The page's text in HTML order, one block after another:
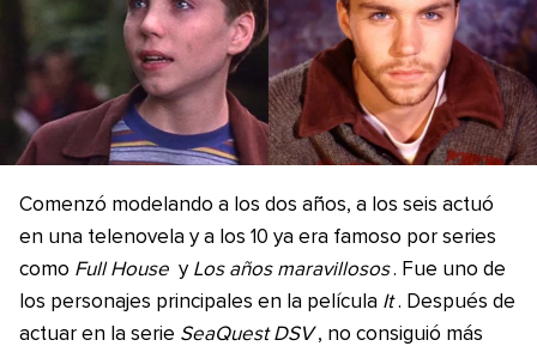
Comenzó modelando a los dos años, a los seis actuó
en una telenovela y a los 10 ya era famoso por series
como Full House y Los años maravillosos . Fue uno de
los personajes principales en la película It . Después de
actuar en la serie SeaQuest DSV , no consiguió más